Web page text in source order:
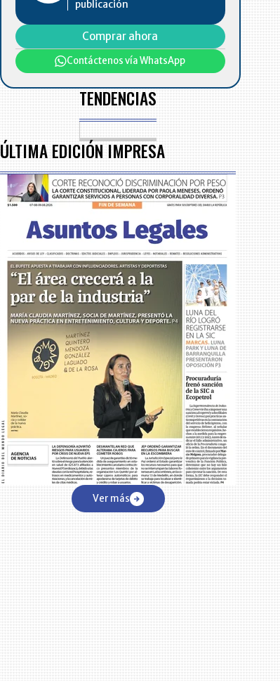
publicación
Comprar ahora
Contáctenos vía WhatsApp
TENDENCIAS
ÚLTIMA EDICIÓN IMPRESA
Ver más